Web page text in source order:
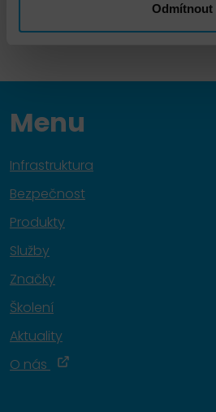
Odmítnout
Menu
Infrastruktura
Bezpečnost
Produkty
Služby
Značky
Školení
Aktuality
O nás